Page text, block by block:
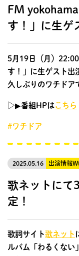
FM
す！」に生ゲ
5月19日（月）
す！」に生ゲスト出
久しぶりのワチドア
▷▶︎番組HPはこちら
#ワチドア
2025.05.16 出演情報
歌ネットにて
定！
歌詞サイト歌ネット
ルバム「わるくない